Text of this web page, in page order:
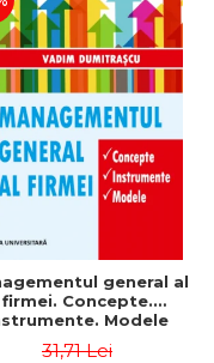
general al
firmei. Concepte.
Modele
31,71 Lei